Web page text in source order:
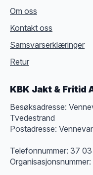
Om oss
Kontakt oss
Samsvarserklæringer
Retur
KBK Jakt & Fritid
Besøksadresse:
Tvedestrand
Postadresse:
Telefonnummer: 37